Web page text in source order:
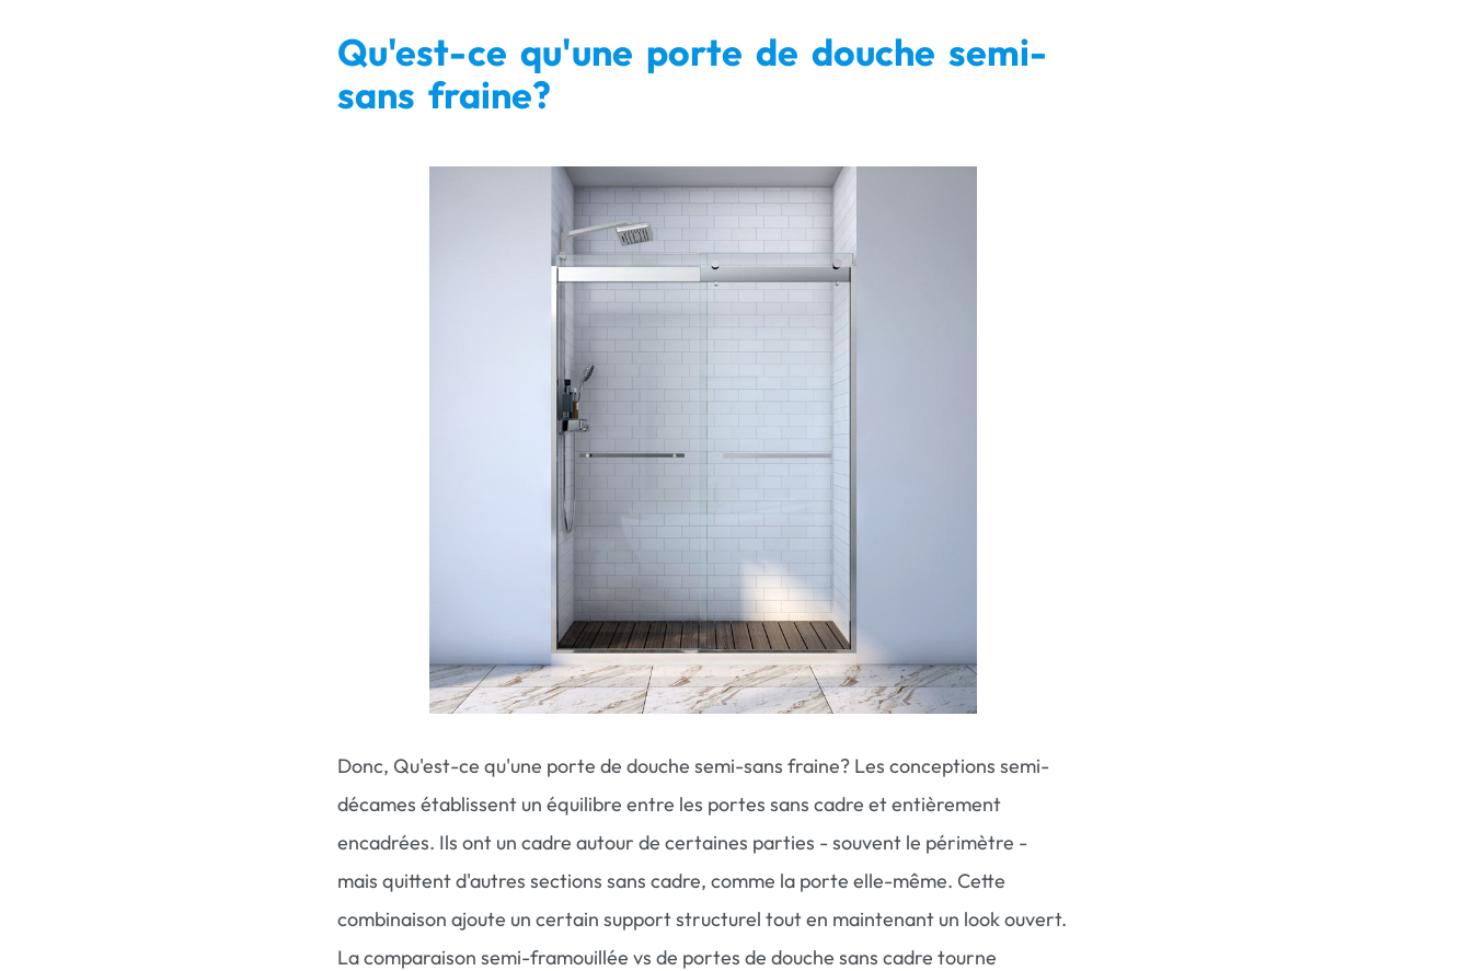
Qu'est-ce qu'une porte de douche semi-
sans fraine?
Donc, Qu'est-ce qu'une porte de douche semi-sans fraine? Les conceptions semi-
décames établissent un équilibre entre les portes sans cadre et entièrement
encadrées. Ils ont un cadre autour de certaines parties - souvent le périmètre -
mais quittent d'autres sections sans cadre, comme la porte elle-même. Cette
combinaison ajoute un certain support structurel tout en maintenant un look ouvert.
La comparaison semi-framouillée vs de portes de douche sans cadre tourne